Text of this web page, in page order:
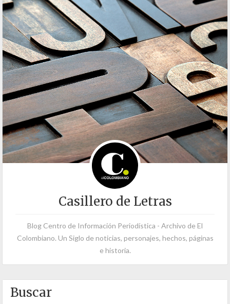
Casillero de Letras
Blog Centro de Información Periodística - Archivo de El
Colombiano. Un Siglo de noticias, personajes, hechos, páginas
e historia.
Buscar